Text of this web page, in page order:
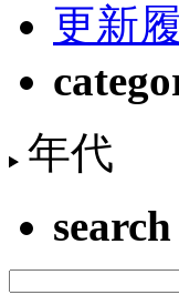
更新
年代
search